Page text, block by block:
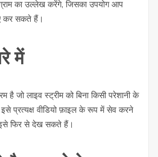
का उल्लेख करेंगे, जिसका उपयोग आप
कर सकते हैं।
में
है जो लाइव स्ट्रीम को बिना किसी परेशानी के
प्रत्यक्ष वीडियो फ़ाइल के रूप में सेव करने
फिर से देख सकते हैं।